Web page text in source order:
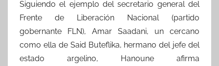
Siguiendo el ejemplo del secretario general del
Frente de Liberación Nacional (partido
gobernante FLN), Amar Saadani, un cercano
como ella de Said Buteflika, hermano del jefe del
estado argelino, Hanoune afirma